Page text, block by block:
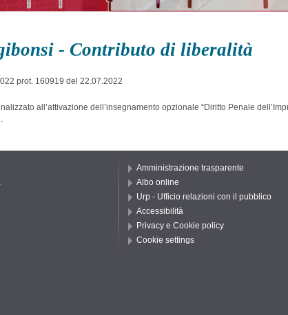
- Contributo di liberalità
prot. 160919 del 22.07.2022
all’attivazione dell’insegnamento opzionale “Diritto Penale
Amministrazione trasparente
Albo online
Urp - Ufficio relazioni con il pubblico
Accessibilità
Privacy e Cookie policy
Cookie settings